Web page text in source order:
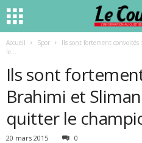
Accueil Spor
Ils sont fortement
le...
Ils sont
Brahimi et
quitter le
20 mars 2015 0